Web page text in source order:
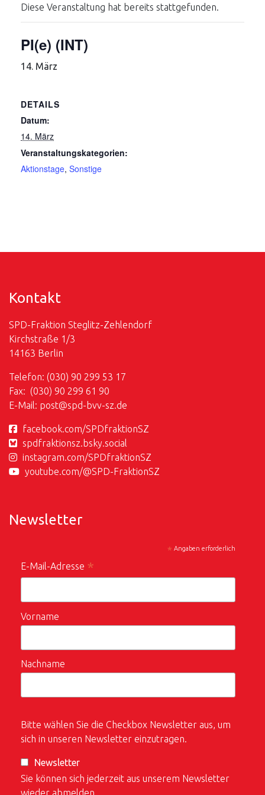
Diese Veranstaltung hat bereits stattgefunden.
PI(e) (INT)
14. März
DETAILS
Datum:
14. März
Veranstaltungskategorien:
Aktionstage, Sonstige
Kontakt
SPD-Fraktion Steglitz-Zehlendorf
Kirchstraße 1/3
14163 Berlin
Telefon: (030) 90 299 53 17
Fax: (030) 90 299 61 90
E-Mail: post@spd-bvv-sz.de
facebook.com/SPDfraktionSZ
spdfraktionsz.bsky.social
instagram.com/SPDfraktionSZ
youtube.com/@SPD-FraktionSZ
Newsletter
* Angaben erforderlich
E-Mail-Adresse *
Vorname
Nachname
Bitte wählen Sie die Checkbox Newsletter aus, um
sich in unseren Newsletter einzutragen.
Newsletter
Sie können sich jederzeit aus unserem Newsletter
wieder abmelden.